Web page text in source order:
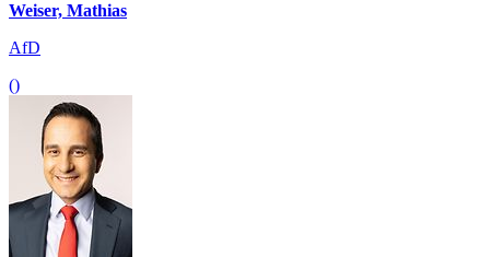
Weiser, Mathias
AfD
()